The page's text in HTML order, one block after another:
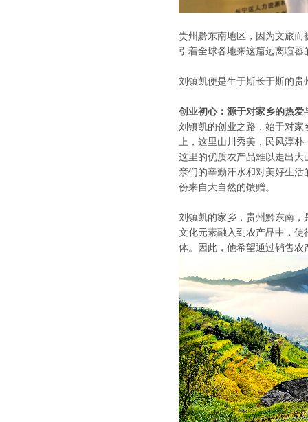
贵州黔东南地区，因为文旅
引着全球各地来这篇远离喧嚣
刘镇凯便是生于斯长于斯的
创业初心：源于对家乡的热爱
刘镇凯的创业之路，始于对
上，这里山川秀美，民风淳
这里的优质农产品难以走出
亲们的辛勤汗水和对美好生
份来自大自然的馈赠。
刘镇凯的家乡，贵州黔东南
文化元素融入到农产品中，
体。因此，他希望通过销售